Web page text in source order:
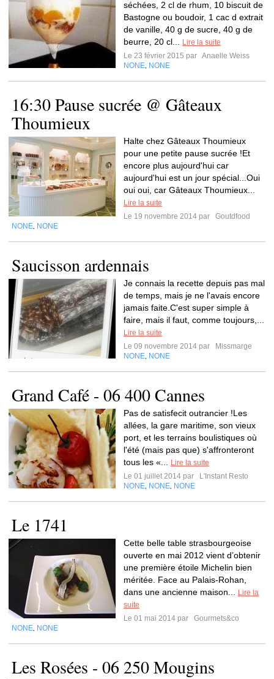
séchées, 2 cl de rhum, 10 biscuit de
Bastogne ou boudoir, 1 cac d extrait
de vanille, 40 g de sucre, 40 g de
beurre, 20 cl...
Lire la suite
Le 23 février 2015 par Anaelle Weiss
NONE NONE
16:30 Pause sucrée @ Gâteaux
Thoumieux
Halte chez Gâteaux Thoumieux
pour une petite pause sucrée !Et
encore plus aujourd'hui car
aujourd'hui est un jour spécial...Oui
oui oui, car Gâteaux Thoumieux...
Lire la suite
Le 19 novembre 2014 par
Goutdfood
NONE NONE
Saucisson ardennais
Je connais la recette depuis pas mal
de temps, mais je ne l'avais encore
jamais faite.C'est super simple à
faire, mais il faut, comme toujours,...
Lire la suite
Le 09 novembre 2014 par
Missmarge
NONE NONE
Grand Café - 06 400 Cannes
Pas de satisfecit outrancier !Les
allées, la gare maritime, son vieux
port, et les terrains boulistiques où
l'été (mais pas que) s'affronteront
tous les «...
Lire la suite
Le 01 juillet 2014 par
L'Instant Resto
NONE NONE NONE
Le 1741
Cette belle table strasbourgeoise
ouverte en mai 2012 vient d’obtenir
une première étoile Michelin bien
méritée. Face au Palais-Rohan,
dans une ancienne maison...
Lire la
suite
Le 01 mai 2014 par
Gourmets&co
NONE NONE
Les Rosées - 06 250 Mougins